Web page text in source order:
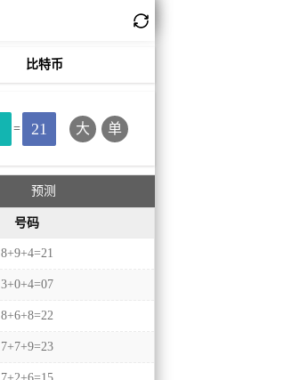
比特币
= 21 大 单
预测
号码
8+9+4=21
3+0+4=07
8+6+8=22
7+7+9=23